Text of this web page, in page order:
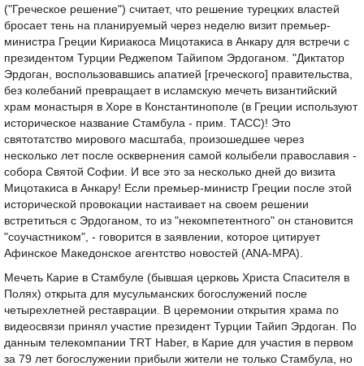
("Греческое решение") считает, что решение турецких властей
бросает тень на планируемый через неделю визит премьер-
министра Греции Кириакоса Мицотакиса в Анкару для встречи с
президентом Турции Реджепом Тайипом Эрдоганом. "Диктатор
Эрдоган, воспользовавшись апатией [греческого] правительства,
без колебаний превращает в исламскую мечеть византийский
храм монастыря в Хоре в Константинополе (в Греции используют
историческое название Стамбула - прим. ТАСС)! Это
святотатство мирового масштаба, произошедшее через
несколько лет после осквернения самой колыбели православия -
собора Святой Софии. И все это за несколько дней до визита
Мицотакиса в Анкару! Если премьер-министр Греции после этой
исторической провокации настаивает на своем решении
встретиться с Эрдоганом, то из "некомпетентного" он становится
"соучастником", - говорится в заявлении, которое цитирует
Афинское Македонское агентство новостей (ANA-MPA).
Мечеть Карие в Стамбуле (бывшая церковь Христа Спасителя в
Полях) открыта для мусульманских богослужений после
четырехлетней реставрации. В церемонии открытия храма по
видеосвязи принял участие президент Турции Тайип Эрдоган. По
данным телекомпании TRT Haber, в Карие для участия в первом
за 79 лет богослужении прибыли жители не только Стамбула, но